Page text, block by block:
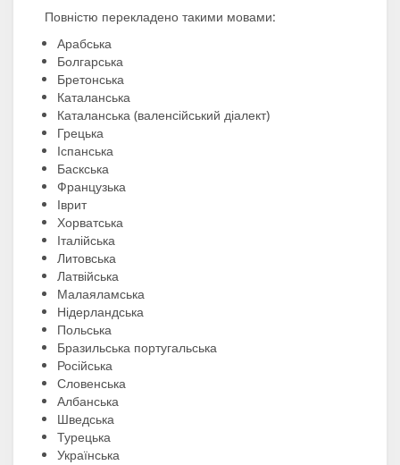
Повністю перекладено такими мовами:
Арабська
Болгарська
Бретонська
Каталанська
Каталанська (валенсійський діалект)
Грецька
Іспанська
Баскська
Французька
Іврит
Хорватська
Італійська
Литовська
Латвійська
Малаяламська
Нідерландська
Польська
Бразильська португальська
Російська
Словенська
Албанська
Шведська
Турецька
Українська